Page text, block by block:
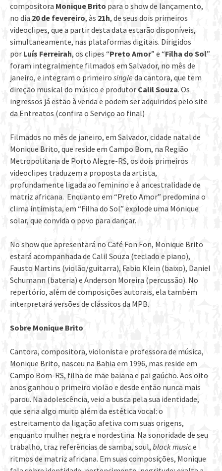
compositora Monique Brito para o show de lançamento,
no dia 20 de fevereiro, às 21h, de seus dois primeiros
videoclipes, que a partir desta data estarão disponíveis,
simultaneamente, nas plataformas digitais. Dirigidos
por Luís Ferreirah, os clipes “Preto Amor” e “Filha do Sol”
foram integralmente filmados em Salvador, no mês de
janeiro, e integram o primeiro single da cantora, que tem
direção musical do músico e produtor Calil Souza. Os
ingressos já estão à venda e podem ser adquiridos pelo site
da Entreatos (confira o Serviço ao final)
Filmados no mês de janeiro, em Salvador, cidade natal de
Monique Brito, que reside em Campo Bom, na Região
Metropolitana de Porto Alegre-RS, os dois primeiros
videoclipes traduzem a proposta da artista,
profundamente ligada ao feminino e à ancestralidade de
matriz africana. Enquanto em “Preto Amor” predomina o
clima intimista, em “Filha do Sol” explode uma Monique
solar, que convida o povo para dançar.
No show que apresentará no Café Fon Fon, Monique Brito
estará acompanhada de Calil Souza (teclado e piano),
Fausto Martins (violão/guitarra), Fabio Klein (baixo), Daniel
Schumann (bateria) e Anderson Moreira (percussão). No
repertório, além de composições autorais, ela também
interpretará versões de clássicos da MPB.
Sobre Monique Brito
Cantora, compositora, violonista e professora de música,
Monique Brito, nasceu na Bahia em 1996, mas reside em
Campo Bom-RS, filha de mãe baiana e pai gaúcho. Aos oito
anos ganhou o primeiro violão e desde então nunca mais
parou. Na adolescência, veio a busca pela sua identidade,
que seria algo muito além da estética vocal: o
estreitamento da ligação afetiva com suas origens,
enquanto mulher negra e nordestina. Na sonoridade de seu
trabalho, traz referências de samba, soul, black musice
ritmos de matriz africana. Em suas composições, Monique